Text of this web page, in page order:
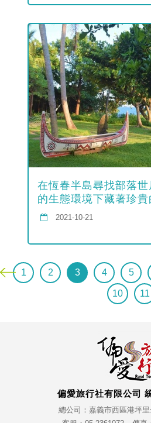
在恆春半島尋找部落
的生態環境下藏著珍
2021-10-21
1 2 3 4 5
10 11
偏愛旅行社有限公司
總公司：嘉義市西區港坪